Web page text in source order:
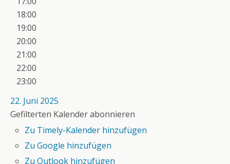
18:00
19:00
20:00
21:00
22:00
23:00
22. Juni 2025
Gefilterten Kalender abonnieren
Zu Timely-Kalender hinzufügen
Zu Google hinzufügen
Zu Outlook hinzufügen